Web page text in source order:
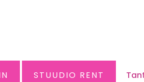
STUUDIO RENT